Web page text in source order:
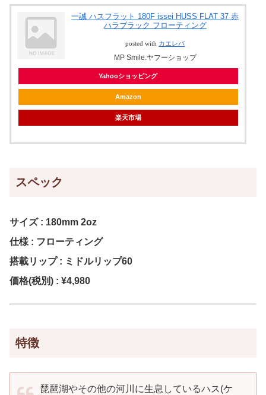
一誠 ハスフラット 180F issei HUSS FLAT 37 赤
ハラブラック フローティング
posted with カエレバ
MP Smile.ヤフーショップ
Yahooショッピング
Amazon
楽天市場
スペック
サイズ : 180mm 2oz
仕様 : フローティング
搭載リップ : ミドルリップ60
価格(税別) : ¥4,980
特徴
琵琶湖やその他の河川に生息しているハス(ケ